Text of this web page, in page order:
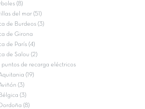
(8)
del mar (51)
de Burdeos (3)
de Girona
de París (4)
de Salou (2)
puntos de recarga eléctricos
(19)
(3)
(3)
(8)